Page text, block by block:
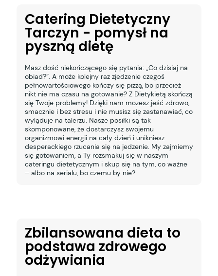
Catering Dietetyczny
Tarczyn - pomysł na
pyszną dietę
Masz dość niekończącego się pytania: „Co dzisiaj na
obiad?”. A może kolejny raz zjedzenie czegoś
pełnowartościowego kończy się pizzą, bo przecież
nikt nie ma czasu na gotowanie? Z Dietykietą skończą
się Twoje problemy! Dzięki nam możesz jeść zdrowo,
smacznie i bez stresu i nie musisz się zastanawiać, co
wyląduje na talerzu. Nasze posiłki są tak
skomponowane, że dostarczysz swojemu
organizmowi energii na cały dzień i unikniesz
desperackiego rzucania się na jedzenie. My zajmiemy
się gotowaniem, a Ty rozsmakuj się w naszym
cateringu dietetycznym i skup się na tym, co ważne
– albo na serialu, bo czemu by nie?
Zbilansowana dieta to
podstawa zdrowego
odżywiania